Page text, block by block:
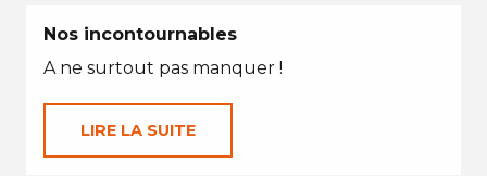
Nos incontournables
A ne surtout pas manquer !
LIRE LA SUITE